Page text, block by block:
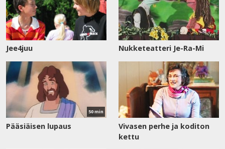
Jee4juu Nukketeatteri Je-Ra-Mi
Katso
nyt
50 min
Pääsiäisen lupaus
Vivasen perhe ja koditon
kettu